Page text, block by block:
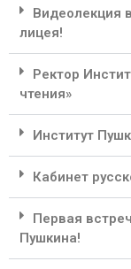
Видеолекция
лицея!
Ректор
чтения»
Институт
Кабинет
Первая
Пушкина!